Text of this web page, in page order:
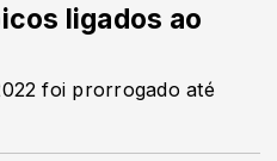
ligados ao
foi prorrogado até